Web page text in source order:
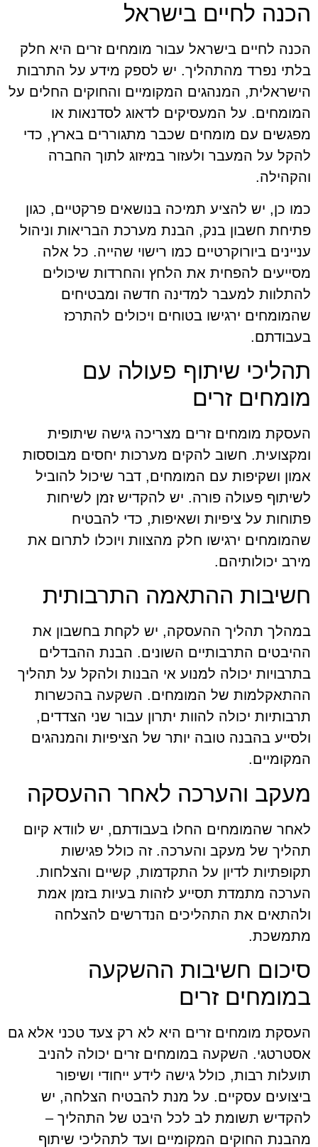
הכנה לחיים בישראל
הכנה לחיים בישראל עבור מומחים זרים היא חלק
בלתי נפרד מהתהליך. יש לספק מידע על התרבות
הישראלית, המנהגים המקומיים והחוקים החלים על
המומחים. על המעסיקים לדאוג לסדנאות או
מפגשים עם מומחים שכבר מתגוררים בארץ, כדי
להקל על המעבר ולעזור במיזוג לתוך החברה
והקהילה.
כמו כן, יש להציע תמיכה בנושאים פרקטיים, כגון
פתיחת חשבון בנק, הבנת מערכת הבריאות וניהול
עניינים ביורוקרטיים כמו רישוי שהייה. כל אלה
מסייעים להפחית את הלחץ והחרדות שיכולים
להתלוות למעבר למדינה חדשה ומבטיחים
שהמומחים ירגישו בטוחים ויכולים להתרכז
בעבודתם.
תהליכי שיתוף פעולה עם
מומחים זרים
העסקת מומחים זרים מצריכה גישה שיתופית
ומקצועית. חשוב להקים מערכות יחסים מבוססות
אמון ושקיפות עם המומחים, דבר שיכול להוביל
לשיתוף פעולה פורה. יש להקדיש זמן לשיחות
פתוחות על ציפיות ושאיפות, כדי להבטיח
שהמומחים ירגישו חלק מהצוות ויוכלו לתרום את
מירב יכולותיהם.
חשיבות ההתאמה התרבותית
במהלך תהליך ההעסקה, יש לקחת בחשבון את
ההיבטים התרבותיים השונים. הבנת ההבדלים
בתרבויות יכולה למנוע אי הבנות ולהקל על תהליך
ההתאקלמות של המומחים. השקעה בהכשרות
תרבותיות יכולה להוות יתרון עבור שני הצדדים,
ולסייע בהבנה טובה יותר של הציפיות והמנהגים
המקומיים.
מעקב והערכה לאחר ההעסקה
לאחר שהמומחים החלו בעבודתם, יש לוודא קיום
תהליך של מעקב והערכה. זה כולל פגישות
תקופתיות לדיון על התקדמות, קשיים והצלחות.
הערכה מתמדת תסייע לזהות בעיות בזמן אמת
ולהתאים את התהליכים הנדרשים להצלחה
מתמשכת.
סיכום חשיבות ההשקעה
במומחים זרים
העסקת מומחים זרים היא לא רק צעד טכני אלא גם
אסטרטגי. השקעה במומחים זרים יכולה להניב
תועלות רבות, כולל גישה לידע ייחודי ושיפור
ביצועים עסקיים. על מנת להבטיח הצלחה, יש
להקדיש תשומת לב לכל היבט של התהליך –
מהבנת החוקים המקומיים ועד לתהליכי שיתוף